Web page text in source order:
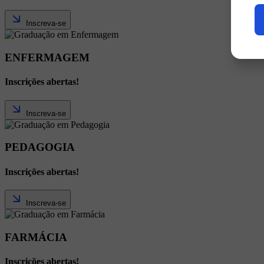
Inscreva-se
ENFERMAGEM
Inscrições abertas!
Inscreva-se
PEDAGOGIA
Inscrições abertas!
Inscreva-se
FARMÁCIA
Inscrições abertas!